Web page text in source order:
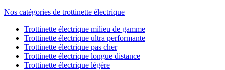
Nos catégories de trottinette électrique
Trottinette électrique milieu de gamme
Trottinette électrique ultra performante
Trottinette électrique pas cher
Trottinette électrique longue distance
Trottinette électrique légère